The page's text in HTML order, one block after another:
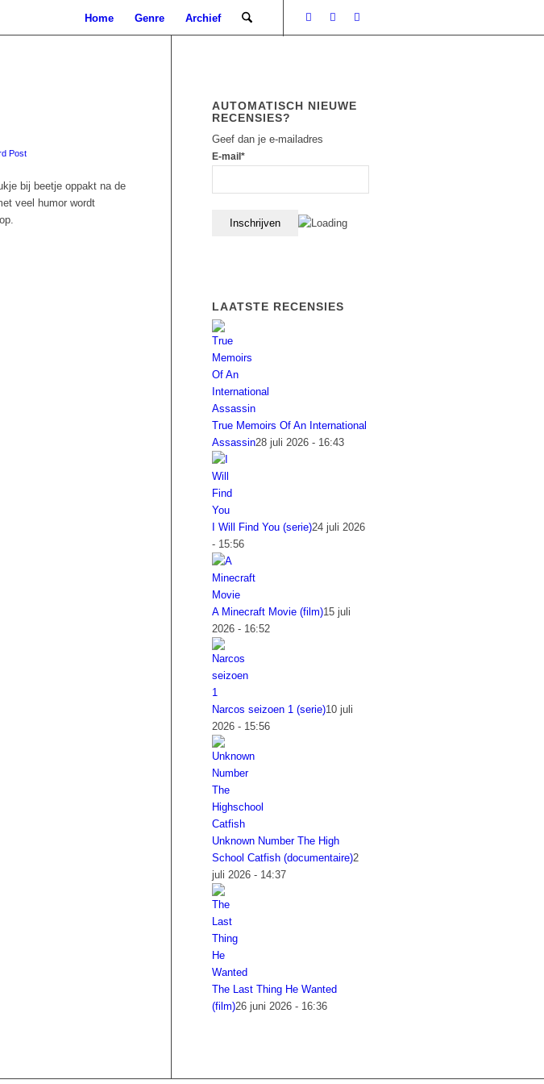
Home Genre Archief
Post
bij beetje oppakt na de
veel humor wordt
AUTOMATISCH NIEUWE
RECENSIES?
Geef dan je e-mailadres
E-mail*
LAATSTE RECENSIES
True Memoirs Of An International
Assassin28 juli 2026 - 16:43
I Will Find You (serie)24 juli 2026
- 15:56
A Minecraft Movie (film)15 juli
2026 - 16:52
Narcos seizoen 1 (serie)10 juli
2026 - 15:56
Unknown Number The High
School Catfish (documentaire)2
juli 2026 - 14:37
The Last Thing He Wanted
(film)26 juni 2026 - 16:36